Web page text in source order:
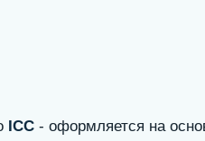
ICC - оформляется на